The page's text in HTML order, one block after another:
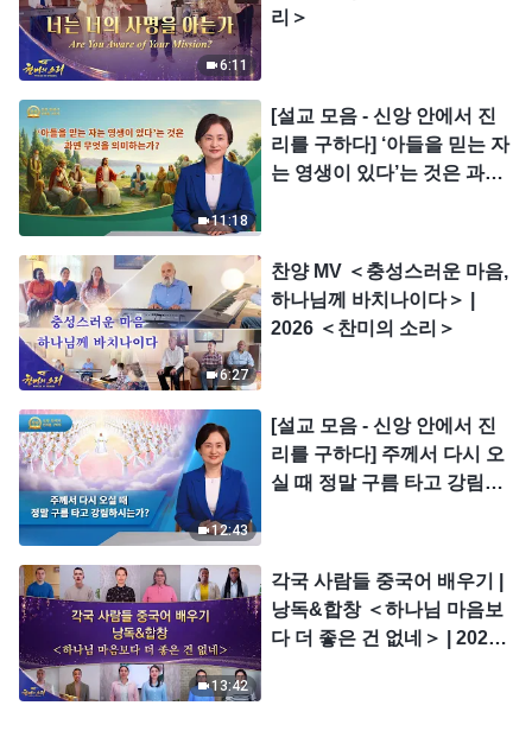
6:11
리＞
11:18
[설교 모음 - 신앙 안에서 진
리를 구하다] ‘아들을 믿는 자
는 영생이 있다’는 것은 과연
6:27
찬양 MV ＜충성스러운 마음,
하나님께 바치나이다＞ |
2026 ＜찬미의 소리＞
12:43
[설교 모음 - 신앙 안에서 진
리를 구하다] 주께서 다시 오
실 때 정말 구름 타고 강림하
13:42
각국 사람들 중국어 배우기 |
낭독&합창 ＜하나님 마음보
다 더 좋은 건 없네＞ | 2026